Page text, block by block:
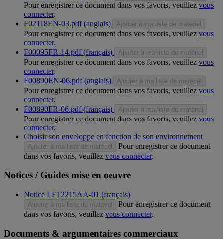
Pour enregistrer ce document dans vos favoris, veuillez vous
connecter.
F02118EN-03.pdf (anglais)
Ajouter à ma liste de matériel
Pour enregistrer ce document dans vos favoris, veuillez vous
connecter.
F00095FR-14.pdf (français)
Ajouter à ma liste de matériel
Pour enregistrer ce document dans vos favoris, veuillez vous
connecter.
F00890EN-06.pdf (anglais)
Ajouter à ma liste de matériel
Pour enregistrer ce document dans vos favoris, veuillez vous
connecter.
F00890FR-06.pdf (français)
Ajouter à ma liste de matériel
Pour enregistrer ce document dans vos favoris, veuillez vous
connecter.
Choisir son enveloppe en fonction de son environnement
Ajouter à ma liste de matériel
Pour enregistrer ce document
dans vos favoris, veuillez vous connecter.
Notices / Guides mise en oeuvre
Notice LE12215AA-01 (français)
Ajouter à ma liste de matériel
Pour enregistrer ce document
dans vos favoris, veuillez vous connecter.
Documents & argumentaires commerciaux